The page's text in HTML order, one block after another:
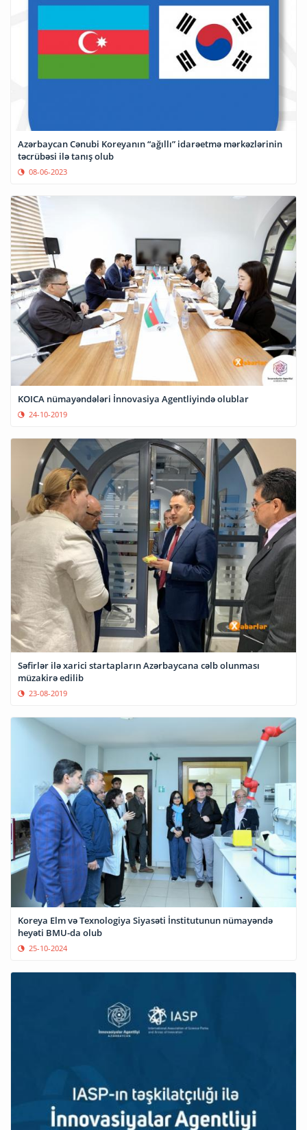
Azərbaycan Cənubi Koreyanın “ağıllı” idarəetmə mərkəzlərinin
təcrübəsi ilə tanış olub
08-06-2023
KOICA nümayəndələri İnnovasiya Agentliyində olublar
24-10-2019
Səfirlər ilə xarici startapların Azərbaycana cəlb olunması
müzakirə edilib
23-08-2019
Koreya Elm və Texnologiya Siyasəti İnstitutunun nümayəndə
heyəti BMU-da olub
25-10-2024